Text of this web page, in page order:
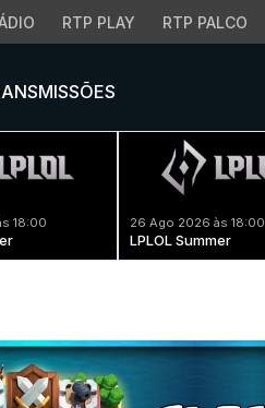
RTP PLAY RTP PALCO
18:00 26 Ago 2026 às 18:00
LPLOL Summer